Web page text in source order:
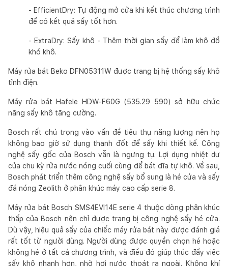
- EfficientDry: Tự động mở cửa khi kết thúc chương trình
để có kết quả sấy tốt hơn.
- ExtraDry: Sấy khô - Thêm thời gian sấy để làm khô đồ
khó khô.
Máy rửa bát Beko DFN05311W được trang bị hệ thống sấy khô
tĩnh điện.
Máy rửa bát Hafele HDW-F60G (535.29 590) sở hữu chức
năng sấy khô tăng cường.
Bosch rất chú trọng vào vấn đề tiêu thụ năng lượng nên họ
không bao giờ sử dụng thanh đốt để sấy khi thiết kế. Công
nghệ sấy gốc của Bosch vẫn là ngưng tụ. Lợi dụng nhiệt dư
của chu kỳ rửa nước nóng cuối cùng để bát đĩa tự khô. Về sau,
Bosch phát triển thêm công nghệ sấy bổ sung là hé cửa và sấy
đá nóng Zeolith ở phân khúc máy cao cấp serie 8.
Máy rửa bát Bosch SMS4EVI14E serie 4 thuộc dòng phân khúc
thấp của Bosch nên chỉ được trang bị công nghệ sấy hé cửa.
Dù vậy, hiệu quả sấy của chiếc máy rửa bát này được đánh giá
rất tốt từ người dùng. Người dùng được quyền chọn hé hoặc
không hé ở tất cả chương trình, và điều đó giúp thúc đẩy việc
sấy khô nhanh hơn, nhờ hơi nước thoát ra ngoài. Không khí